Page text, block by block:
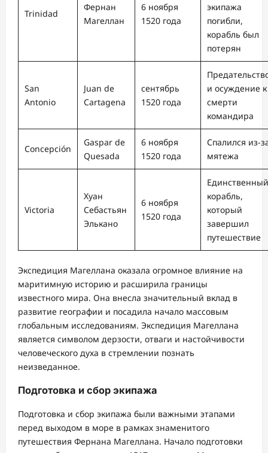
Trinidad
Фернан
Магеллан
6 ноября
1520 года
экипажа
погибли,
корабль был
потерян
San
Antonio
Juan de
Cartagena
сентябрь
1520 года
и осуждение к
смерти
командира
Concepción
Gaspar de
Quesada
6 ноября
1520 года
Спалился из-
мятежа
Victoria
Хуан
Себастьян
Элькано
6 ноября
1520 года
Единственный
корабль,
который
завершил
путешествие
Экспедиция Магеллана оказала огромное влияние на
маритимную историю и расширила границы
известного мира. Она внесла значительный вклад в
развитие географии и посадила начало массовым
глобальным исследованиям. Экспедиция Магеллана
является символом дерзости, отваги и настойчивости
человеческого духа в стремлении познать
неизведанное.
Подготовка и сбор экипажа
Подготовка и сбор экипажа были важными этапами
перед выходом в море в рамках знаменитого
путешествия Фернана Магеллана. Начало подготовки